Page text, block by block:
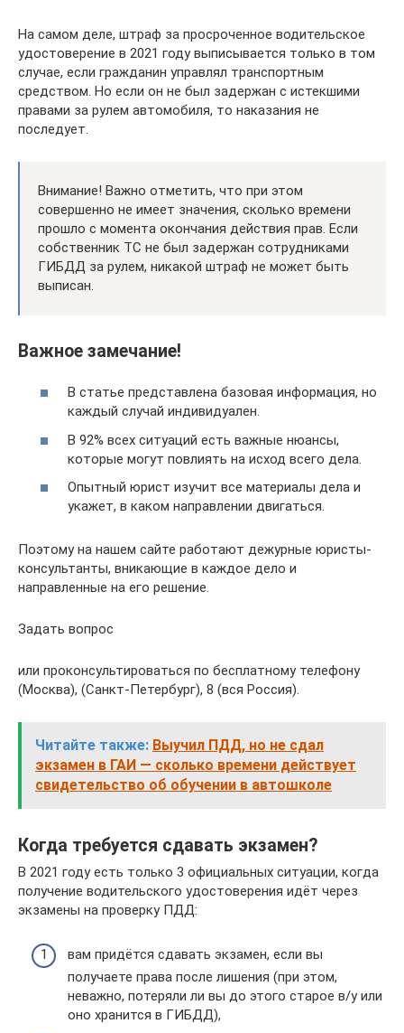
На самом деле, штраф за просроченное водительское
удостоверение в 2021 году выписывается только в том
случае, если гражданин управлял транспортным
средством. Но если он не был задержан с истекшими
правами за рулем автомобиля, то наказания не
последует.
Внимание! Важно отметить, что при этом
совершенно не имеет значения, сколько времени
прошло с момента окончания действия прав. Если
собственник ТС не был задержан сотрудниками
ГИБДД за рулем, никакой штраф не может быть
выписан.
Важное замечание!
В статье представлена базовая информация, но
каждый случай индивидуален.
В 92% всех ситуаций есть важные нюансы,
которые могут повлиять на исход всего дела.
Опытный юрист изучит все материалы дела и
укажет, в каком направлении двигаться.
Поэтому на нашем сайте работают дежурные юристы-
консультанты, вникающие в каждое дело и
направленные на его решение.
Задать вопрос
или проконсультироваться по бесплатному телефону
(Москва), (Санкт-Петербург), 8 (вся Россия).
Читайте также: Выучил ПДД, но не сдал
экзамен в ГАИ — сколько времени действует
свидетельство об обучении в автошколе
Когда требуется сдавать экзамен?
В 2021 году есть только 3 официальных ситуации, когда
получение водительского удостоверения идёт через
экзамены на проверку ПДД:
вам придётся сдавать экзамен, если вы
получаете права после лишения (при этом,
неважно, потеряли ли вы до этого старое в/у или
оно хранится в ГИБДД),